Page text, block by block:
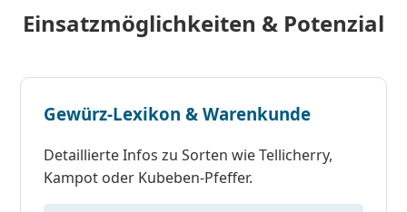
Einsatzmöglichkeiten & Potenzial
Gewürz-Lexikon & Warenkunde
Detaillierte Infos zu Sorten wie Tellicherry,
Kampot oder Kubeben-Pfeffer.